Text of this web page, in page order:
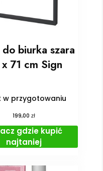
biurka szara
71 cm Sign
w przygotowaniu
199,00 zł
gdzie kupić
najtaniej